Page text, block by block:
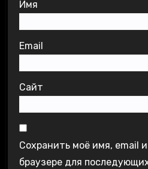
Имя
Email
Сайт
Сохранить моё имя, email
браузере для